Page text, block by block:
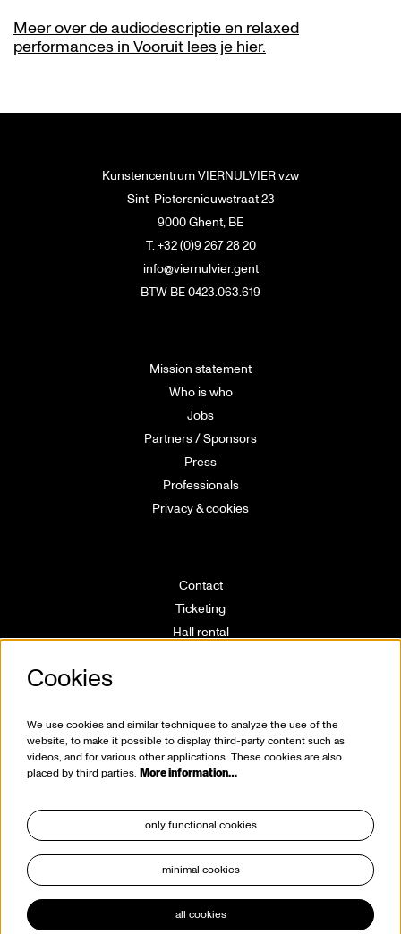
Meer over de audiodescriptie en relaxed
performances in Vooruit lees je hier.
Kunstencentrum VIERNULVIER vzw
Sint-Pietersnieuwstraat 23
9000 Ghent, BE
T. +32 (0)9 267 28 20
info@viernulvier.gent
BTW BE 0423.063.619
Mission statement
Who is who
Jobs
Partners / Sponsors
Press
Professionals
Privacy & cookies
Contact
Ticketing
Hall rental
House rules
stay tuned
Cookies
We use cookies and similar techniques to analyze the use of the
website, to make it possible to display third-party content such as
videos, and for various other applications. These cookies are also
placed by third parties. More information…
only functional cookies
minimal cookies
all cookies